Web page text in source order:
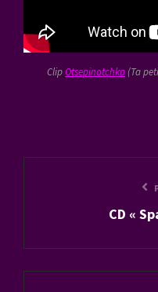
ClipOtsepinotchka (Ta
CD «